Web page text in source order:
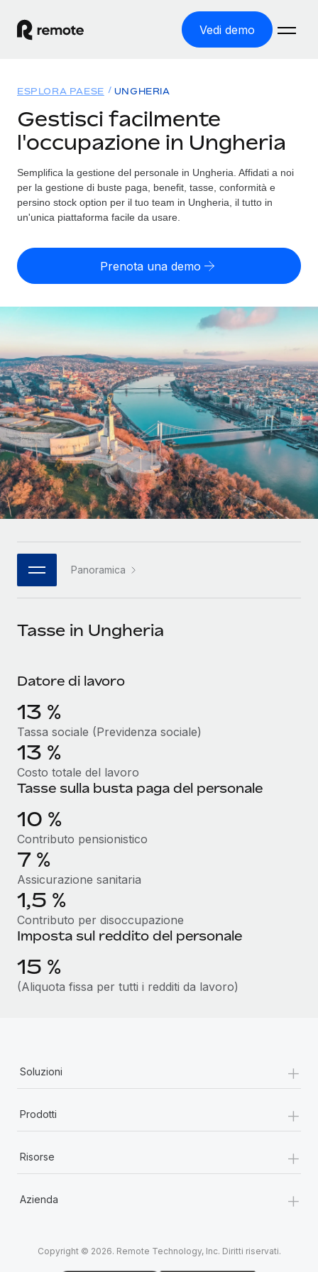
Vedi demo
ASSUMI NEL MONDO
Global Payroll
Gestisci il payroll a norma, in tutta semplicità
Employer of Record
Contractor Management
SERVICES
Chiedi a un esperto
Affidati agli esperti per la gestione HR e la
compliance globale
Soluzioni
COPERTURA GLOBALE
Ricerca paesi
Trova i servizi di supporto all’impiego per ogni Paese
Confronta Remote
Scopri come ci confrontiamo con gli altri
Partner tecnologici strategici
Integra l'HR globale nella tua piattaforma in modo
flessibile
CASE STUDIES
Cultivating a Thriving Remote-First Culture in
Partnership with Remote
At a glance Discover the evolution of TheyDo, a pioneering
journey management platform that has...
Reverse Tech at a glance Health and wellness startup,
Maggiori informazioni
Tariffe
English
Nederlands
Deutsch
Español
Italiano
Português (Portugal)
日本語
한국어
中文（简体）
Login
ESPLORA PAESE UNGHERIA
Gestisci facilmente
l'occupazione in Ungheria
Semplifica la gestione del personale in Ungheria. Affidati a noi
per la gestione di buste paga, benefit, tasse, conformità e
persino stock option per il tuo team in Ungheria, il tutto in
un'unica piattaforma facile da usare.
Prenota una demo
Panoramica
Tasse in Ungheria
Datore di lavoro
13 %
Tassa sociale (Previdenza sociale)
13 %
Costo totale del lavoro
Tasse sulla busta paga del personale
10 %
Contributo pensionistico
7 %
Assicurazione sanitaria
1,5 %
Contributo per disoccupazione
Imposta sul reddito del personale
15 %
(Aliquota fissa per tutti i redditi da lavoro)
Soluzioni +
Prodotti +
Risorse +
Azienda +
Copyright © 2026. Remote Technology, Inc. Diritti riservati.